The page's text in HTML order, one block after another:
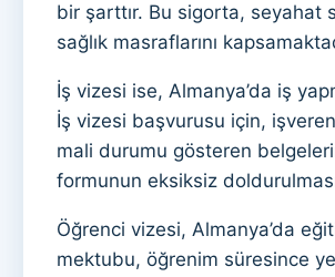
bir şarttır. Bu sigorta, seyahat
sağlık masraflarını
İş vizesi ise, Almanya’da iş
İş vizesi başvurusu için,
mali durumu gösteren
formunun eksiksiz
Öğrenci vizesi, Almanya’da
mektubu, öğrenim süresince